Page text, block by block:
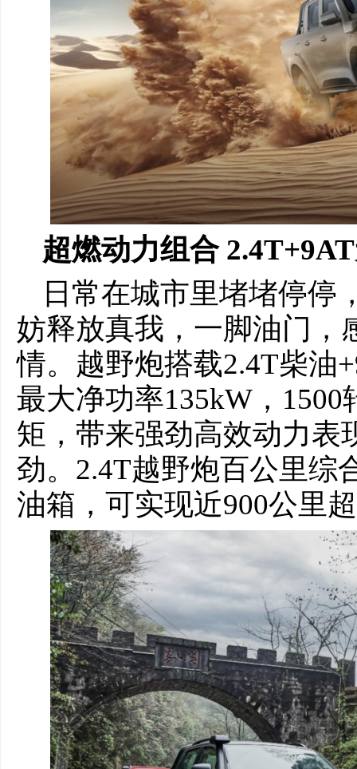
超燃动力组合
日常在城市里堵堵停停
妨释放真我，一脚油门，
情。越野炮搭载2.4T柴油
最大净功率135kW，1500
矩，带来强劲高效动力表
劲。2.4T越野炮百公里综
油箱，可实现近900公里